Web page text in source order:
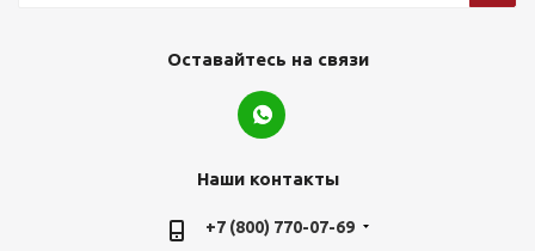
Оставайтесь на связи
Наши контакты
+7 (800) 770-07-69